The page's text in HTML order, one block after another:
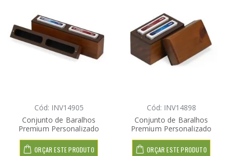
Cód: INV14905
Conjunto de Baralhos
Premium Personalizado
ORÇAR ESTE PRODUTO
Cód: INV14898
Conjunto de Baralhos
Premium Personalizado
ORÇAR ESTE PRODUTO